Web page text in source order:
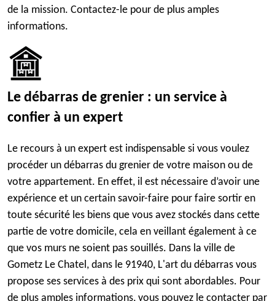
de la mission. Contactez-le pour de plus amples
informations.
Le débarras de grenier : un service à
confier à un expert
Le recours à un expert est indispensable si vous voulez
procéder un débarras du grenier de votre maison ou de
votre appartement. En effet, il est nécessaire d’avoir une
expérience et un certain savoir-faire pour faire sortir en
toute sécurité les biens que vous avez stockés dans cette
partie de votre domicile, cela en veillant également à ce
que vos murs ne soient pas souillés. Dans la ville de
Gometz Le Chatel, dans le 91940, L'art du débarras vous
propose ses services à des prix qui sont abordables. Pour
de plus amples informations, vous pouvez le contacter par